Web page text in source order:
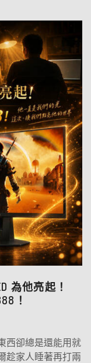
為他亮起！
！
西卻總是還能用就
趁家人睡著再打兩